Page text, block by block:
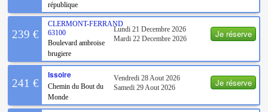
république
Je réserve
239 €
CLERMONT-FERRAND
63100
Boulevard ambroise
brugiere
Lundi 21 Decembre 2026
Mardi 22 Decembre 2026
Je réserve
241 €
Issoire
Chemin du Bout du
Monde
Vendredi 28 Aout 2026
Samedi 29 Aout 2026